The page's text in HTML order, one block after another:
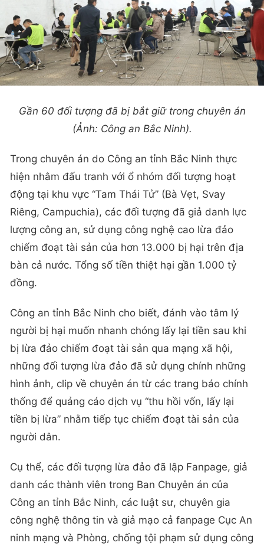
Gần 60 đối tượng đã bị bắt giữ trong chuyên án
(Ảnh: Công an Bắc Ninh).
Trong chuyên án do Công an tỉnh Bắc Ninh thực
hiện nhằm đấu tranh với ổ nhóm đối tượng hoạt
động tại khu vực “Tam Thái Tử” (Bà Vẹt, Svay
Riêng, Campuchia), các đối tượng đã giả danh lực
lượng công an, sử dụng công nghệ cao lừa đảo
chiếm đoạt tài sản của hơn 13.000 bị hại trên địa
bàn cả nước. Tổng số tiền thiệt hại gần 1.000 tỷ
đồng.
Công an tỉnh Bắc Ninh cho biết, đánh vào tâm lý
người bị hại muốn nhanh chóng lấy lại tiền sau khi
bị lừa đảo chiếm đoạt tài sản qua mạng xã hội,
những đối tượng lừa đảo đã sử dụng chính những
hình ảnh, clip về chuyên án từ các trang báo chính
thống để quảng cáo dịch vụ “thu hồi vốn, lấy lại
tiền bị lừa” nhằm tiếp tục chiếm đoạt tài sản của
người dân.
Cụ thể, các đối tượng lừa đảo đã lập Fanpage, giả
danh các thành viên trong Ban Chuyên án của
Công an tỉnh Bắc Ninh, các luật sư, chuyên gia
công nghệ thông tin và giả mạo cả fanpage Cục An
ninh mạng và Phòng, chống tội phạm sử dụng công